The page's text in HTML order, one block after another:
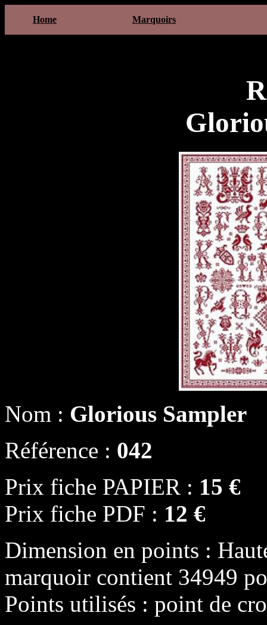
Home Marquoirs
Nom : Glorious Sampler
Référence : 042
Prix fiche PAPIER : 15 €
Prix fiche PDF : 12 €
Dimension en points :
marquoir contient 34949
Points utilisés : point de